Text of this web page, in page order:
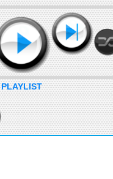
PLAYLIST